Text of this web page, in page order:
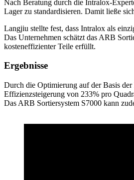
Nach Beratung durch die Intralox-
Lager zu standardisieren. Damit ließe
Langjiu stellte fest, dass Intralox als
Das Unternehmen schätzt das ARB
kosteneffizienter Teile erfüllt.
Ergebnisse
Durch die Optimierung auf der Basis
Effizienzsteigerung von 233% pro
Das ARB Sortiersystem S7000 kann